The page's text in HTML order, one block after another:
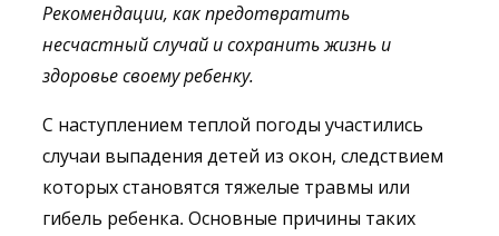
Рекомендации, как предотвратить
несчастный случай и сохранить жизнь и
здоровье своему ребенку.
С наступлением теплой погоды участились
случаи выпадения детей из окон, следствием
которых становятся тяжелые травмы или
гибель ребенка. Основные причины таких